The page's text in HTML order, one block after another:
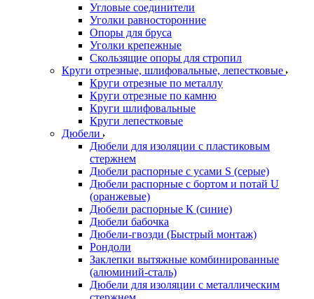
Угловые соединители
Уголки равносторонние
Опоры для бруса
Уголки крепежные
Скользящие опоры для стропил
Круги отрезные, шлифовальные, лепестковые
Круги отрезные по металлу
Круги отрезные по камню
Круги шлифовальные
Круги лепестковые
Дюбели
Дюбели для изоляции с пластиковым
стержнем
Дюбели распорные с усами S (серые)
Дюбели распорные c бортом и потай U
(оранжевые)
Дюбели распорные К (синие)
Дюбели бабочка
Дюбели-гвозди (Быстрый монтаж)
Рондоли
Заклепки вытяжные комбинированные
(алюминий-сталь)
Дюбели для изоляции с металлическим